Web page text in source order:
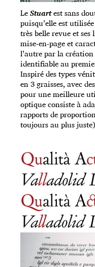
LeStuartest sans
puisqu’elle est
très belle revue et
mise-en-page et
l’autre par la
identifiable au
Inspiré des types
en 3 graisses, avec
pour une meilleure
optique consiste à
rapports de
toujours au plus